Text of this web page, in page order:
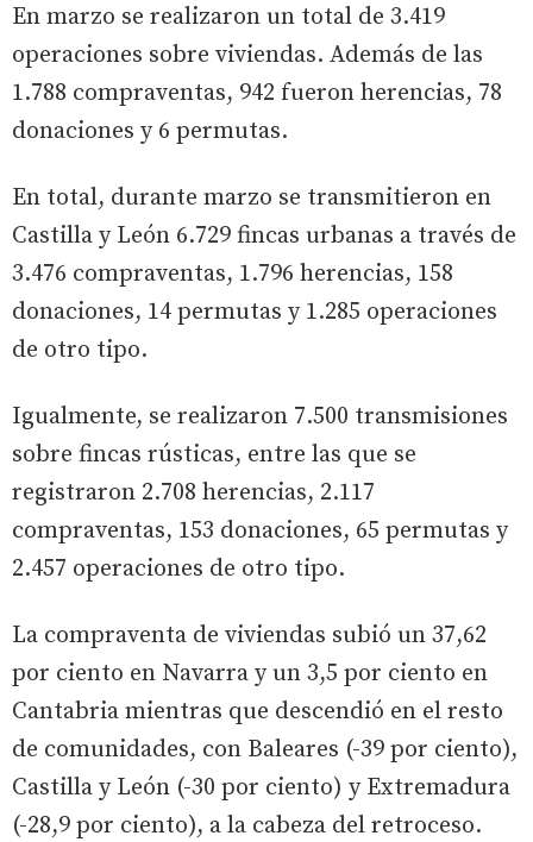
En marzo se realizaron un total de 3.419
operaciones sobre viviendas. Además de las
1.788 compraventas, 942 fueron herencias, 78
donaciones y 6 permutas.
En total, durante marzo se transmitieron en
Castilla y León 6.729 fincas urbanas a través de
3.476 compraventas, 1.796 herencias, 158
donaciones, 14 permutas y 1.285 operaciones
de otro tipo.
Igualmente, se realizaron 7.500 transmisiones
sobre fincas rústicas, entre las que se
registraron 2.708 herencias, 2.117
compraventas, 153 donaciones, 65 permutas y
2.457 operaciones de otro tipo.
La compraventa de viviendas subió un 37,62
por ciento en Navarra y un 3,5 por ciento en
Cantabria mientras que descendió en el resto
de comunidades, con Baleares (-39 por ciento),
Castilla y León (-30 por ciento) y Extremadura
(-28,9 por ciento), a la cabeza del retroceso.